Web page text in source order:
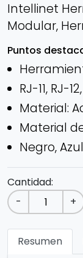
Intellinet
Modular,
Puntos
RJ-11, RJ-
Material:
Material
Negro,
Cantidad:
-
+
Resumen